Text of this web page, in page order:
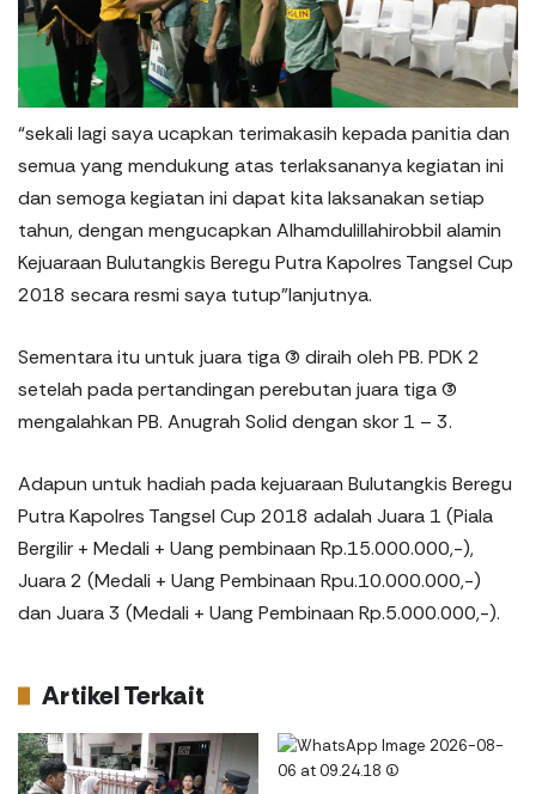
“sekali lagi saya ucapkan terimakasih kepada panitia dan
semua yang mendukung atas terlaksananya kegiatan ini
dan semoga kegiatan ini dapat kita laksanakan setiap
tahun, dengan mengucapkan Alhamdulillahirobbil alamin
Kejuaraan Bulutangkis Beregu Putra Kapolres Tangsel Cup
2018 secara resmi saya tutup”lanjutnya.
Sementara itu untuk juara tiga (3) diraih oleh PB. PDK 2
setelah pada pertandingan perebutan juara tiga (3)
mengalahkan PB. Anugrah Solid dengan skor 1 – 3.
Adapun untuk hadiah pada kejuaraan Bulutangkis Beregu
Putra Kapolres Tangsel Cup 2018 adalah Juara 1 (Piala
Bergilir + Medali + Uang pembinaan Rp.15.000.000,-),
Juara 2 (Medali + Uang Pembinaan Rpu.10.000.000,-)
dan Juara 3 (Medali + Uang Pembinaan Rp.5.000.000,-).
Artikel Terkait